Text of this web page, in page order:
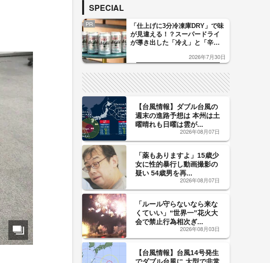
SPECIAL
PR
「仕上げに3分冷凍庫DRY」で味
が見違える！？スーパードライ
が導き出した「冷え」と「辛
した「辛口カーブ」が飲み頃の
2026年7月30日
【台風情報】ダブル台風の
週末の進路予想は 本州は土
曜晴れも日曜は雲が...
2026年08月07日
「薬もありますよ」15歳少
女に性的暴行し動画撮影の
疑い 54歳男を再...
2026年08月07日
「ルール守らないなら来な
くていい」“世界一”花火大
会で禁止行為相次ぎ...
2026年08月03日
【台風情報】台風14号発生